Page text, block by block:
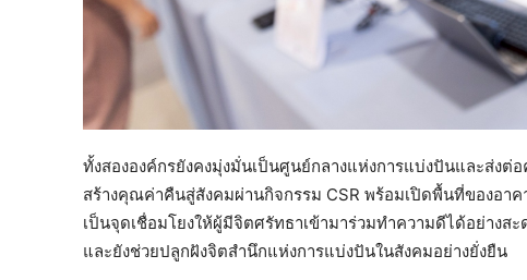
ทั้งสององค์กรยังคงมุ่งมั่นเป็นศูนย์กลางแห่งการแบ่งปันและส่งต่
สร้างคุณค่าคืนสู่สังคมผ่านกิจกรรม CSR พร้อมเปิดพื้นที่ของอา
เป็นจุดเชื่อมโยงให้ผู้มีจิตศรัทธาเข้ามาร่วมทำความดีได้อย่างส
และยังช่วยปลูกฝังจิตสำนึกแห่งการแบ่งปันในสังคมอย่างยั่งยืน